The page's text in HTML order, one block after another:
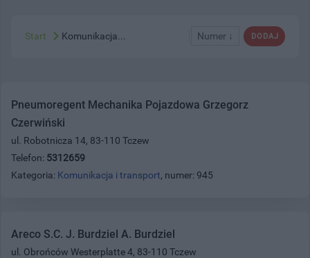
DODAJ
Numer ↓
Start Komunikacja...
Pneumoregent Mechanika Pojazdowa Grzegorz
Czerwiński
ul. Robotnicza 14, 83-110 Tczew
Telefon: 5312659
Kategoria: Komunikacja i transport, numer: 945
Areco S.C. J. Burdziel A. Burdziel
ul. Obrońców Westerplatte 4, 83-110 Tczew